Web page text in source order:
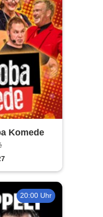
Komede
20:00 Uhr